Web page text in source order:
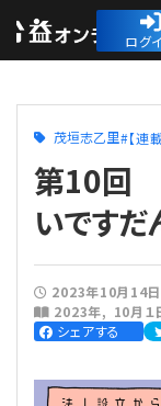
ログ
人気記事
法人運営
法人運営
会計・税務
茂垣志乙里 【連
第10回
いですだ
2023年10月14日
2023年
10月１
シェアする